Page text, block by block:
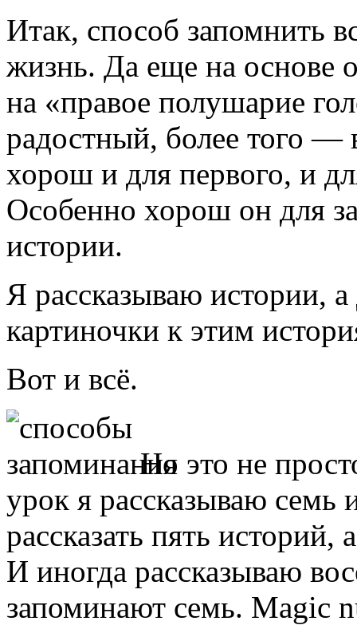
Итак, способ запомнить
жизнь. Да еще на основе
на «правое полушарие
радостный, более того
хорош и для первого, и
Особенно хорош он для
истории.
Я рассказываю истории,
картиночки к этим
Вот и всё.
Но это не
урок я рассказываю семь
рассказать пять историй,
И иногда рассказываю
запоминают семь. Magic